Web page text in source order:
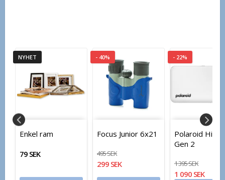
NYHET
Enkel ram
79 SEK
- 40%
Focus Junior 6x21
495 SEK
299 SEK
- 22%
Polaroid Hi-
Gen 2
1 395 SEK
1 090 SEK